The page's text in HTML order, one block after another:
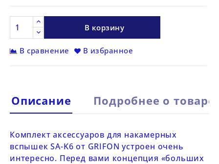
В корзину
В сравнение В избранное
Описание Подробнее о товаре
Комплект аксессуаров для накамерных
вспышекSA-K6 от GRIFON устроен очень
интересно. Перед вами концепция «больших